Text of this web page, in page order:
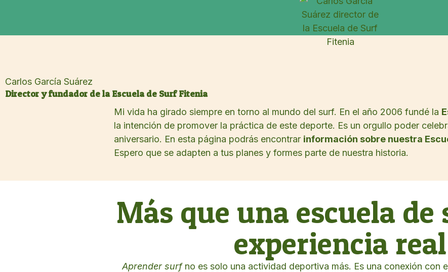
Carlos García Suárez
Director y fundador de la Escuela de Surf Fitenia
Mi vida ha girado siempre en torno al mundo del surf. En el año 2006 fundé la
la intención de promover la práctica de este deporte. Es un orgullo poder
aniversario. En esta página podrás encontrar información sobre nuestra
Espero que se adapten a tus planes y formes parte de nuestra historia.
Más que una escuela
experiencia real
Aprender surfno es solo una actividad deportiva más. Es una conexión con